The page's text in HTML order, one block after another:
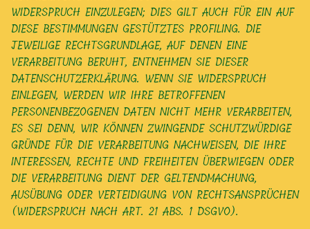
WIDERSPRUCH EINZULEGEN; DIES GILT AUCH FÜR EIN AUF
DIESE BESTIMMUNGEN GESTÜTZTES PROFILING. DIE
JEWEILIGE RECHTSGRUNDLAGE, AUF DENEN EINE
VERARBEITUNG BERUHT, ENTNEHMEN SIE DIESER
DATENSCHUTZERKLÄRUNG. WENN SIE WIDERSPRUCH
EINLEGEN, WERDEN WIR IHRE BETROFFENEN
PERSONENBEZOGENEN DATEN NICHT MEHR VERARBEITEN,
ES SEI DENN, WIR KÖNNEN ZWINGENDE SCHUTZWÜRDIGE
GRÜNDE FÜR DIE VERARBEITUNG NACHWEISEN, DIE IHRE
INTERESSEN, RECHTE UND FREIHEITEN ÜBERWIEGEN ODER
DIE VERARBEITUNG DIENT DER GELTENDMACHUNG,
AUSÜBUNG ODER VERTEIDIGUNG VON RECHTSANSPRÜCHEN
(WIDERSPRUCH NACH ART. 21 ABS. 1 DSGVO).